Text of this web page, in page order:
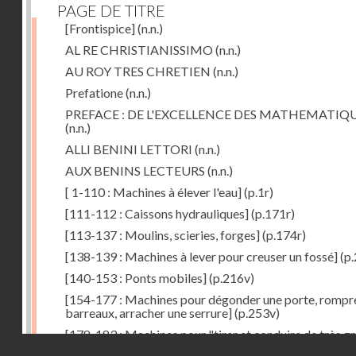
PAGE DE TITRE
[Frontispice](n.n.)
AL RE CHRISTIANISSIMO (n.n.)
AU ROY TRES CHRETIEN (n.n.)
Prefatione(n.n.)
PREFACE : DE L'EXCELLENCE DES
(n.n.)
ALLI BENINI LETTORI (n.n.)
AUX BENINS LECTEURS (n.n.)
[ 1-110 : Machines à élever l'eau](p.1r)
[111-112 : Caissons hydrauliques](p.171r)
[113-137 : Moulins, scieries, forges](p.174r)
[138-139 : Machines à lever pour creuser un fossé]
[140-153 : Ponts mobiles](p.216v)
[154-177 : Machines pour dégonder une porte,
barreaux, arracher une serrure](p.253v)
[178-183 : Machines pour "tirer et conduire de très